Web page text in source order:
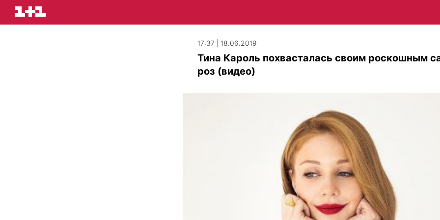
17:37 | 18.06.2019
Тина Кароль похвасталась своим роскошным
роз (видео)